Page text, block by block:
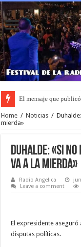
El mensaje que
Recuperaron una
Home / Noticias /
mierda»
Duhalde: «Si
va a la mierda»
Radio Angelica
Leave a comment
El expresidente
disputas políticas.